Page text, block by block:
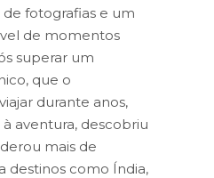
de fotografias e um
de momentos
superar um
que o
durante anos,
aventura, descobriu
mais de
destinos como Índia,